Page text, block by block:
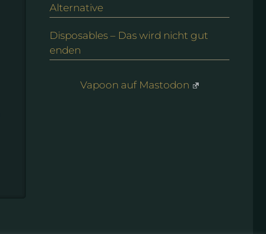
Alternative
Disposables – Das wird nicht gut
enden
Vapoon auf Mastodon